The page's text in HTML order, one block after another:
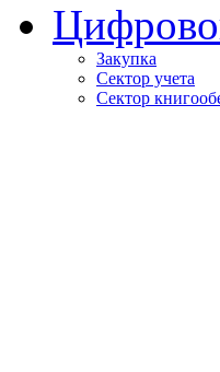
Закупка
Сектор учета
Сектор